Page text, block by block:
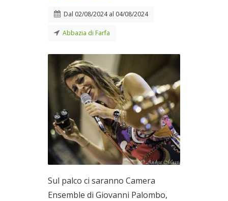
Dal 02/08/2024al 04/08/2024
Abbazia di Farfa
Sul palco ci saranno Camera
Ensemble di Giovanni Palombo,